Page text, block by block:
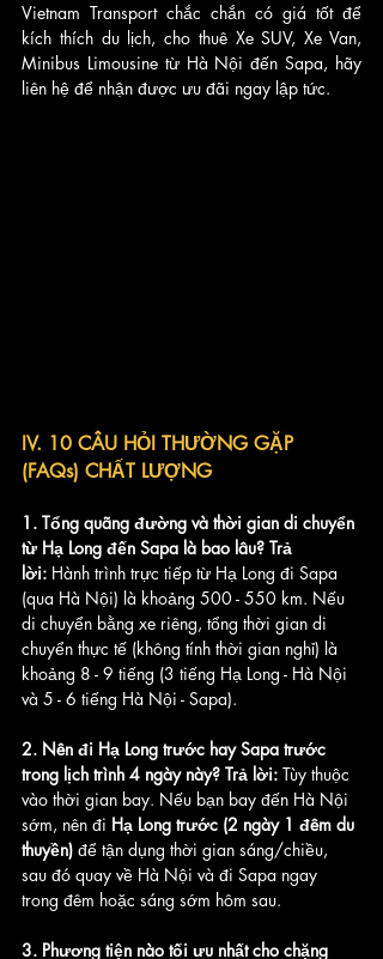
Vietnam Transport chắc chắn có giá tốt để
kích thích du lịch, cho thuê Xe SUV, Xe Van,
Minibus Limousine từ Hà Nội đến Sapa, hãy
liên hệ để nhận được ưu đãi ngay lập tức.
IV. 10 CÂU HỎI THƯỜNG GẶP
(FAQs) CHẤT LƯỢNG
1. Tổng quãng đường và thời gian di chuyển
từ Hạ Long đến Sapa là bao lâu? Trả
lời: Hành trình trực tiếp từ Hạ Long đi Sapa
(qua Hà Nội) là khoảng 500 - 550 km. Nếu
di chuyển bằng xe riêng, tổng thời gian di
chuyển thực tế (không tính thời gian nghỉ) là
khoảng 8 - 9 tiếng (3 tiếng Hạ Long - Hà Nội
và 5 - 6 tiếng Hà Nội - Sapa).
2. Nên đi Hạ Long trước hay Sapa trước
trong lịch trình 4 ngày này? Trả lời: Tùy thuộc
vào thời gian bay. Nếu bạn bay đến Hà Nội
sớm, nên đi Hạ Long trước (2 ngày 1 đêm du
thuyền) để tận dụng thời gian sáng/chiều,
sau đó quay về Hà Nội và đi Sapa ngay
trong đêm hoặc sáng sớm hôm sau.
3. Phương tiện nào tối ưu nhất cho chặng